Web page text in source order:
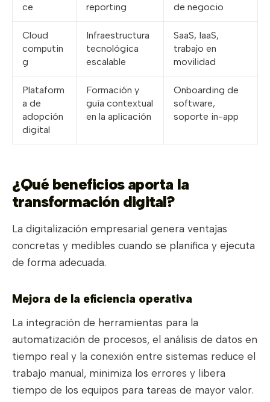
ce
reporting
de negocio
Cloud
computin
g
Infraestructura
tecnológica
escalable
SaaS, IaaS,
trabajo en
movilidad
Plataform
a de
adopción
digital
Formación y
guía contextual
en la aplicación
Onboarding de
software,
soporte in-app
¿Qué beneficios aporta la
transformación digital?
La digitalización empresarial genera ventajas
concretas y medibles cuando se planifica y ejecuta
de forma adecuada.
Mejora de la eficiencia operativa
La integración de herramientas para la
automatización de procesos, el análisis de datos en
tiempo real y la conexión entre sistemas reduce el
trabajo manual, minimiza los errores y libera
tiempo de los equipos para tareas de mayor valor.